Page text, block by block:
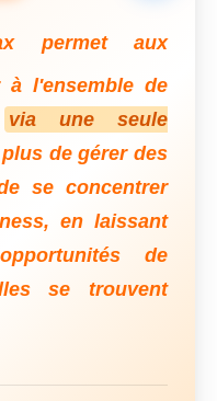
permet aux
à l'ensemble de
via une seule
de gérer des
se concentrer
en laissant
de
se trouvent